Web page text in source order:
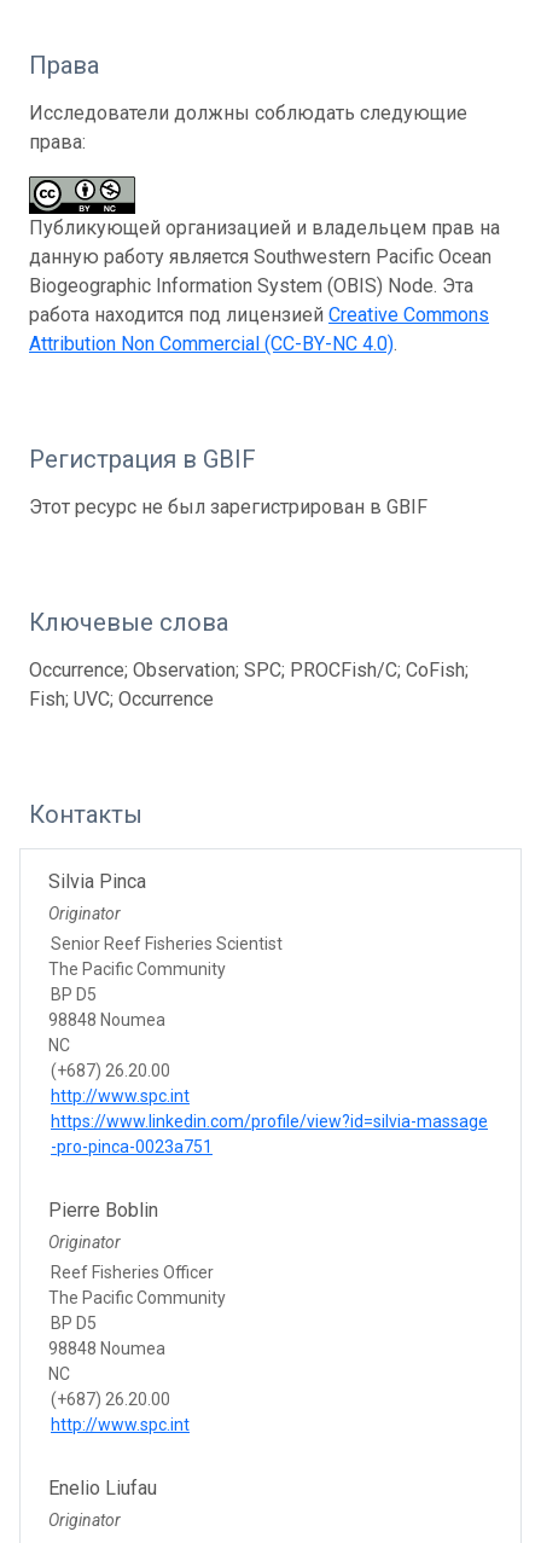
Права
Исследователи должны соблюдать следующие
права:
Публикующей организацией и владельцем прав на
данную работу является Southwestern Pacific Ocean
Biogeographic Information System (OBIS) Node. Эта
работа находится под лицензией Creative Commons
Attribution Non Commercial (CC-BY-NC 4.0).
Регистрация в GBIF
Этот ресурс не был зарегистрирован в GBIF
Ключевые слова
Occurrence; Observation; SPC; PROCFish/C; CoFish;
Fish; UVC; Occurrence
Контакты
Silvia Pinca
Originator
Senior Reef Fisheries Scientist
The Pacific Community
BP D5
98848 Noumea
NC
(+687) 26.20.00
http://www.spc.int
https://www.linkedin.com/profile/view?id=silvia-massage
-pro-pinca-0023a751
Pierre Boblin
Originator
Reef Fisheries Officer
The Pacific Community
BP D5
98848 Noumea
NC
(+687) 26.20.00
http://www.spc.int
Enelio Liufau
Originator